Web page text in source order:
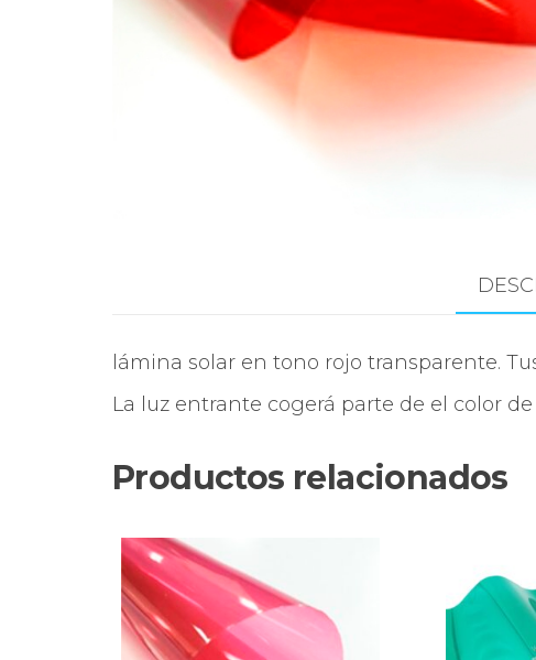
lámina solar en tono rojo transparente.
La luz entrante cogerá parte de el color
Productos relacionados